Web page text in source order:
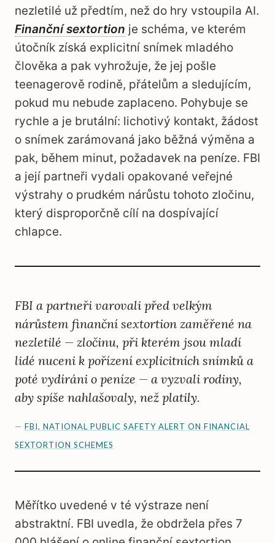
nezletilé už předtím, než do hry vstoupila AI.
Finanční sextortion je schéma, ve kterém
útočník získá explicitní snímek mladého
člověka a pak vyhrožuje, že jej pošle
teenagerově rodině, přátelům a sledujícím,
pokud mu nebude zaplaceno. Pohybuje se
rychle a je brutální: lichotivý kontakt, žádost
o snímek zarámovaná jako běžná výměna a
pak, během minut, požadavek na peníze. FBI
a její partneři vydali opakované veřejné
výstrahy o prudkém nárůstu tohoto zločinu,
který disproporčně cílí na dospívající
chlapce.
FBI a partneři varovali před velkým
nárůstem finanční sextortion zaměřené na
nezletilé — zločinu, při kterém jsou mladí
lidé nuceni k pořízení explicitních snímků a
poté vydíráni o peníze — a vyzvali rodiny,
aby spíše nahlašovaly, než platily.
— FBI, NATIONAL PUBLIC SAFETY ALERT ON FINANCIAL
SEXTORTION SCHEMES
Měřítko uvedené v té výstraze není
abstraktní. FBI uvedla, že obdržela přes 7